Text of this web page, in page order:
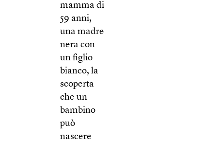
mamma di
59 anni,
una madre
nera con
un figlio
bianco, la
scoperta
che un
bambino
può
nascere